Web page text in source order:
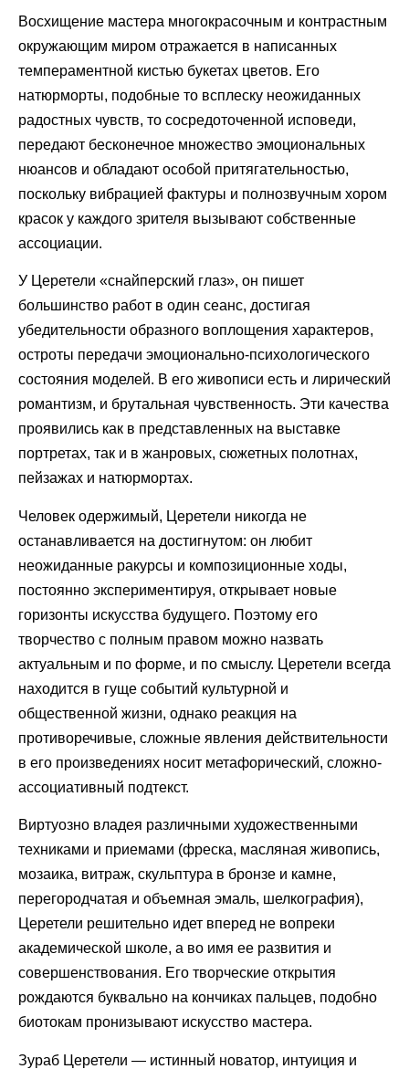
Восхищение мастера многокрасочным и контрастным
окружающим миром отражается в написанных
темпераментной кистью букетах цветов. Его
натюрморты, подобные то всплеску неожиданных
радостных чувств, то сосредоточенной исповеди,
передают бесконечное множество эмоциональных
нюансов и обладают особой притягательностью,
поскольку вибрацией фактуры и полнозвучным хором
красок у каждого зрителя вызывают собственные
ассоциации.
У Церетели «снайперский глаз», он пишет
большинство работ в один сеанс, достигая
убедительности образного воплощения характеров,
остроты передачи эмоционально-психологического
состояния моделей. В его живописи есть и лирический
романтизм, и брутальная чувственность. Эти качества
проявились как в представленных на выставке
портретах, так и в жанровых, сюжетных полотнах,
пейзажах и натюрмортах.
Человек одержимый, Церетели никогда не
останавливается на достигнутом: он любит
неожиданные ракурсы и композиционные ходы,
постоянно экспериментируя, открывает новые
горизонты искусства будущего. Поэтому его
творчество с полным правом можно назвать
актуальным и по форме, и по смыслу. Церетели всегда
находится в гуще событий культурной и
общественной жизни, однако реакция на
противоречивые, сложные явления действительности
в его произведениях носит метафорический, сложно-
ассоциативный подтекст.
Виртуозно владея различными художественными
техниками и приемами (фреска, масляная живопись,
мозаика, витраж, скульптура в бронзе и камне,
перегородчатая и объемная эмаль, шелкография),
Церетели решительно идет вперед не вопреки
академической школе, а во имя ее развития и
совершенствования. Его творческие открытия
рождаются буквально на кончиках пальцев, подобно
биотокам пронизывают искусство мастера.
Зураб Церетели — истинный новатор, интуиция и